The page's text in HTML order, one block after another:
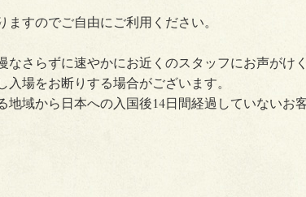
すのでご自由にご利用ください。
さらずに速やかにお近くのスタッフにお声がけく
場をお断りする場合がございます。
地域から日本への入国後14日間経過していないお